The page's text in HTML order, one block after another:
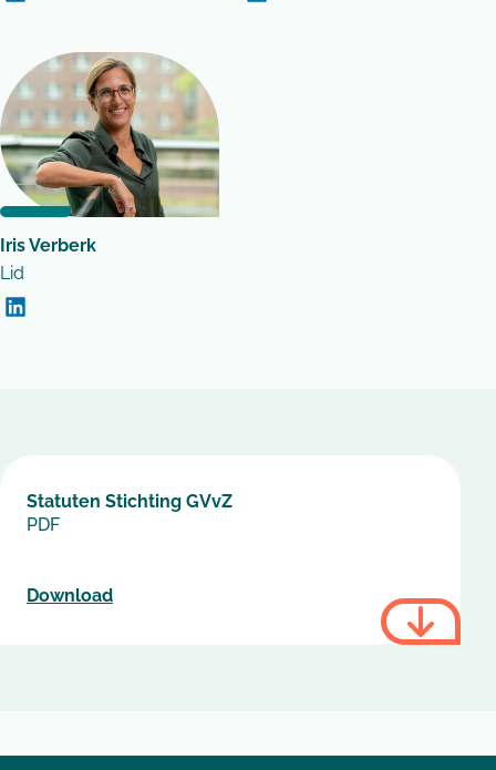
Iris Verberk
Lid
Linkedin Iris Verberk
Statuten Stichting GVvZ
PDF
Download